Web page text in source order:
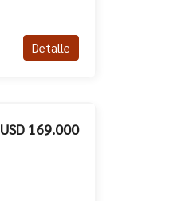
Detalle
USD 169.000